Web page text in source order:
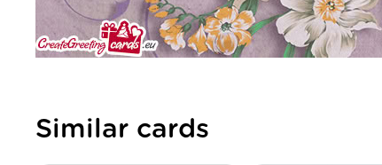
Similar cards